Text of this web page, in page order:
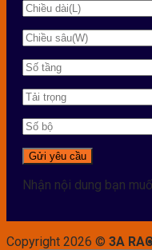
Nhận nội dung bạn
Copyright 2026 © 3A